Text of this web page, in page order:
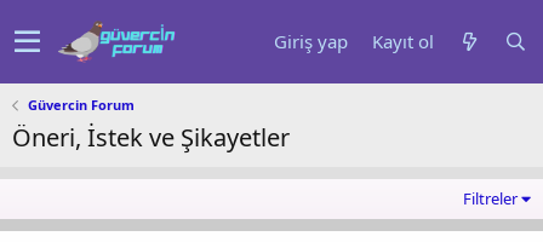
Giriş yap Kayıt ol
Güvercin Forum
Öneri, İstek ve Şikayetler
Filtreler